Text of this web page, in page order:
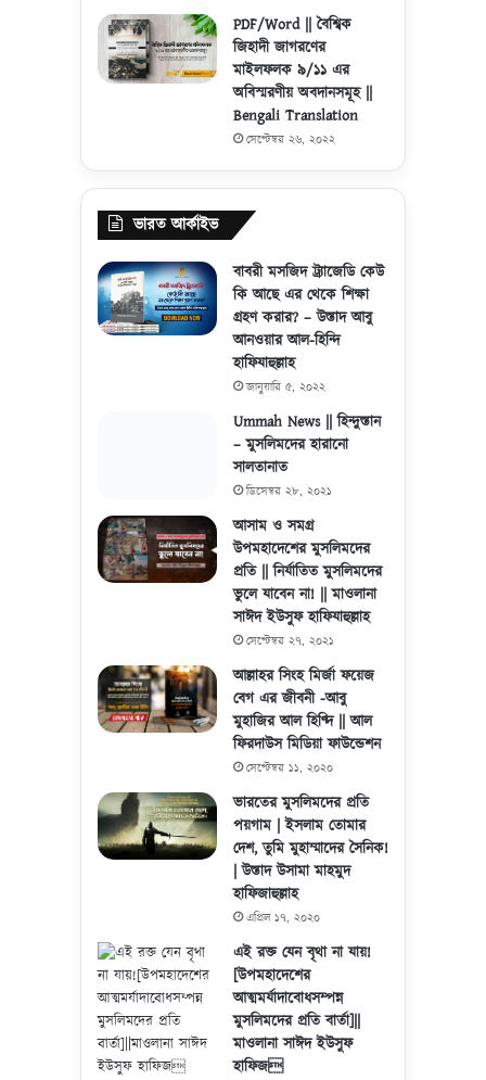
PDF/Word || বৈশ্বিক
জিহাদী জাগরণের
মাইলফলক ৯/১১ এর
অবিস্মরণীয় অবদানসমূহ ||
Bengali Translation
সেপ্টেম্বর ২৬, ২০২২
ভারত আর্কাইভ
বাবরী মসজিদ ট্র্যাজেডি কেউ
কি আছে এর থেকে শিক্ষা
গ্রহণ করার? – উস্তাদ আবু
আনওয়ার আল-হিন্দি
হাফিযাহুল্লাহ
জানুয়ারি ৫, ২০২২
Ummah News || হিন্দুস্তান
– মুসলিমদের হারানো
সালতানাত
ডিসেম্বর ২৮, ২০২১
আসাম ও সমগ্র
উপমহাদেশের মুসলিমদের
প্রতি || নির্যাতিত মুসলিমদের
ভুলে যাবেন না! || মাওলানা
সাঈদ ইউসুফ হাফিযাহুল্লাহ
সেপ্টেম্বর ২৭, ২০২১
আল্লাহর সিংহ মির্জা ফয়েজ
বেগ এর জীবনী -আবু
মুহাজির আল হিণ্দি || আল
ফিরদাউস মিডিয়া ফাউন্ডেশন
সেপ্টেম্বর ১১, ২০২০
ভারতের মুসলিমদের প্রতি
পয়গাম | ইসলাম তোমার
দেশ, তুমি মুহাম্মাদের সৈনিক!
| উস্তাদ উসামা মাহমুদ
হাফিজাহুল্লাহ
এপ্রিল ১৭, ২০২০
এই রক্ত যেন বৃথা না যায়!
[উপমহাদেশের
আত্মমর্যাদাবোধসম্পন্ন
মুসলিমদের প্রতি বার্তা]||
মাওলানা সাঈদ ইউসুফ
হাফিজ